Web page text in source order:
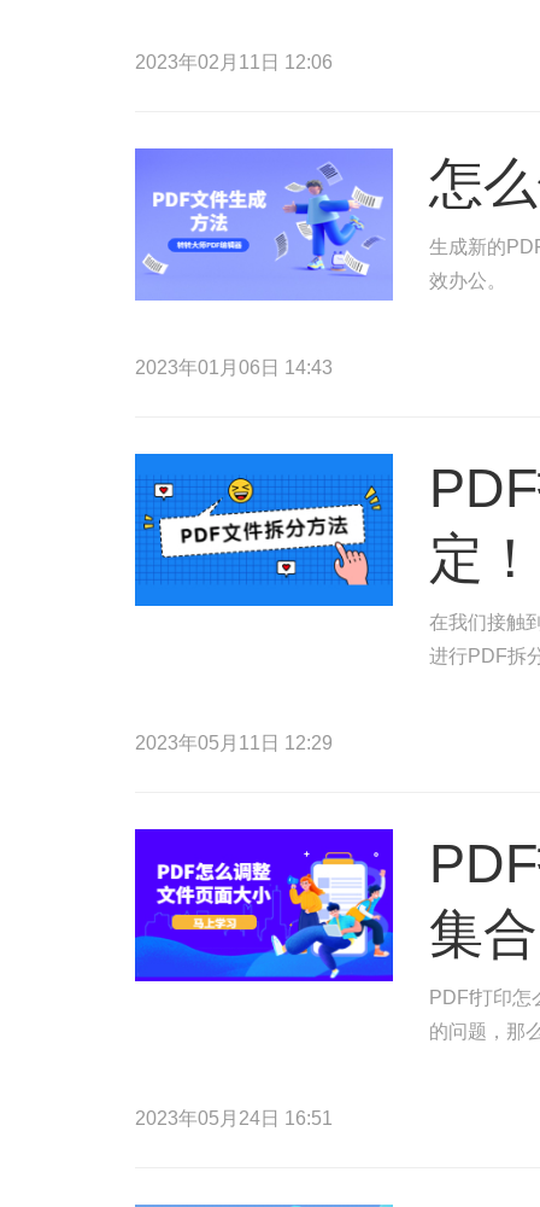
2023年02月11日 12:06
怎
生成新的
效办公。
2023年01月06日 14:43
定！
在我们接触
进行PDF拆
2023年05月11日 12:29
集
PDFf打印
的问题，那
2023年05月24日 16:51